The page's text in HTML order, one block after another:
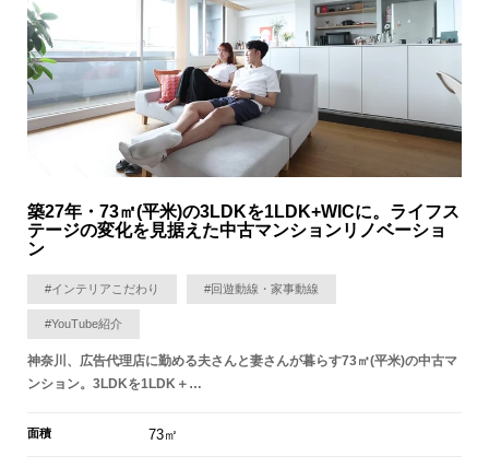
築27年・73㎡(平米)の3LDKを1LDK+WICに。ライフス
テージの変化を見据えた中古マンションリノベーショ
ン
#インテリアこだわり #回遊動線・家事動線
#YouTube紹介
神奈川、広告代理店に勤める夫さんと妻さんが暮らす73㎡(平米)の中古マ
ンション。3LDKを1LDK＋…
面積 73㎡